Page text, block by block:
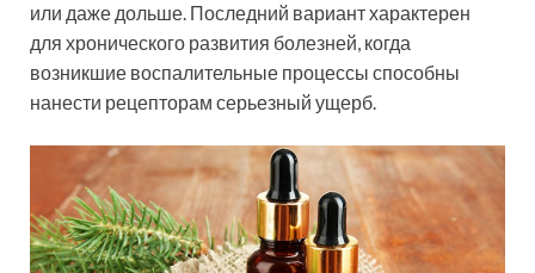
или даже дольше. Последний вариант характерен
для хронического развития болезней, когда
возникшие воспалительные процессы способны
нанести рецепторам серьезный ущерб.